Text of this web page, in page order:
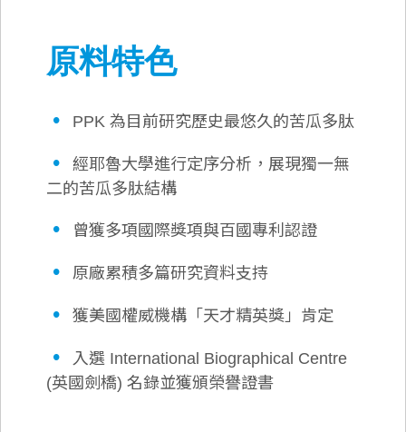
原料特色
• PPK 為目前研究歷史最悠久的苦瓜多肽
•
經耶魯大學進行定序分析，展現獨一無
二的苦瓜多肽結構
• 曾獲多項國際獎項與百國專利認證
• 原廠累積多篇研究資料支持
• 獲美國權威機構「天才精英獎」肯定
•
入選 International Biographical Centre
(英國劍橋) 名錄並獲頒榮譽證書